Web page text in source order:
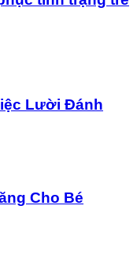
Lười Đánh
Cho Bé